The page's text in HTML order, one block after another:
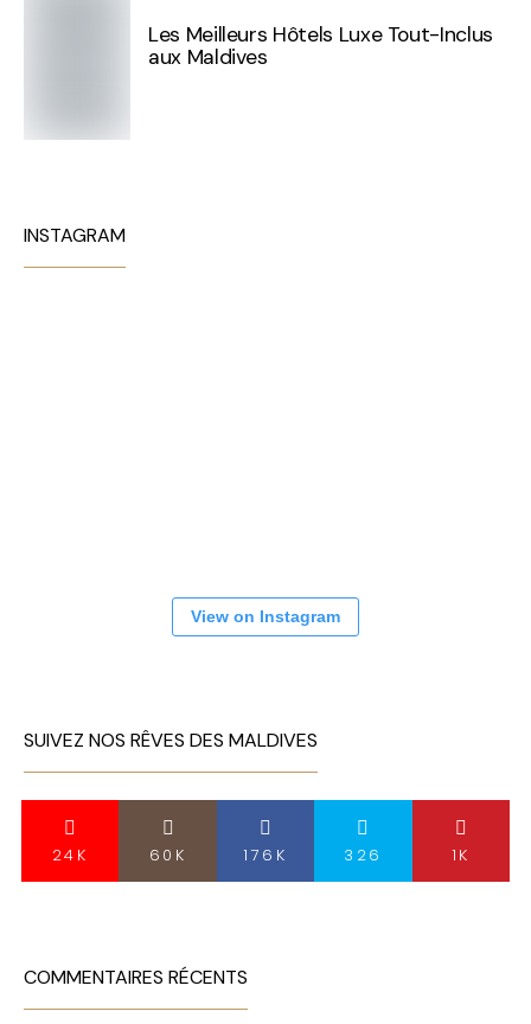
Les Meilleurs Hôtels Luxe Tout-Inclus
aux Maldives
INSTAGRAM
View on Instagram
SUIVEZ NOS RÊVES DES MALDIVES
24K 60K 176K 326 1K
COMMENTAIRES RÉCENTS